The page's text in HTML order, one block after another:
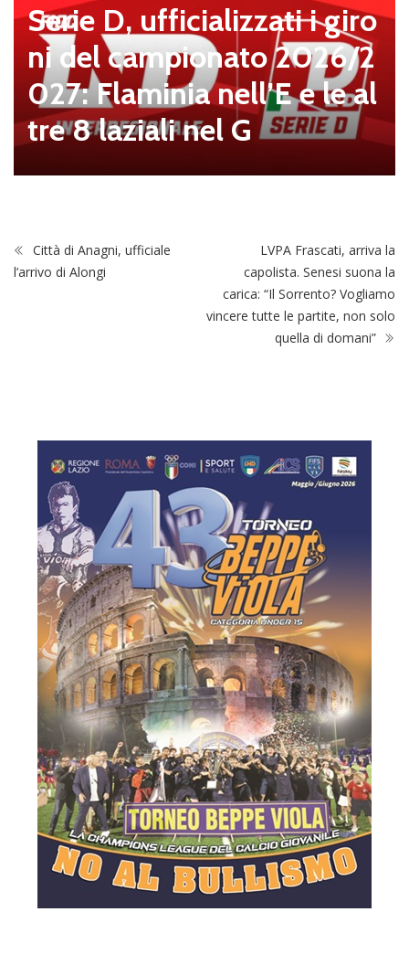
Serie D, ufficializzati i giro
ni del campionato 2026/2
027: Flaminia nell’E e le al
tre 8 laziali nel G
Città di Anagni, ufficiale
l’arrivo di Alongi
LVPA Frascati, arriva la
capolista. Senesi suona la
carica: “Il Sorrento? Vogliamo
vincere tutte le partite, non solo
quella di domani”